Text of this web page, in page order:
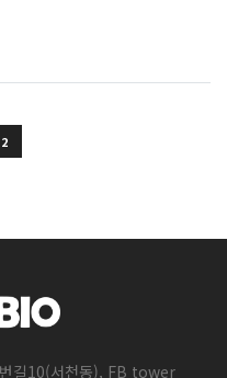
2
길10(서천동), FB tower